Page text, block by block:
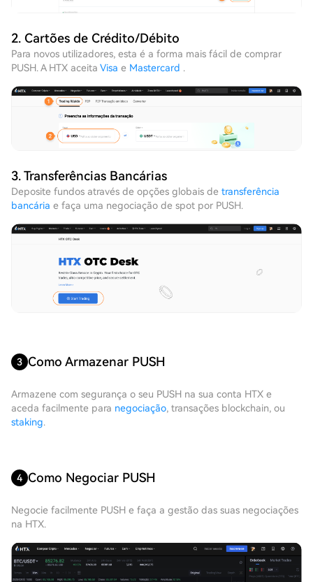
2. Cartões de Crédito/Débito
Para novos utilizadores, esta é a forma mais fácil de comprar
PUSH. A HTX aceita Visa e Mastercard .
3. Transferências Bancárias
Deposite fundos através de opções globais de transferência
bancária e faça uma negociação de spot por PUSH.
3 Como Armazenar PUSH
Armazene com segurança o seu PUSH na sua conta HTX e
aceda facilmente para negociação, transações blockchain, ou
staking.
4 Como Negociar PUSH
Negocie facilmente PUSH e faça a gestão das suas negociações
na HTX.